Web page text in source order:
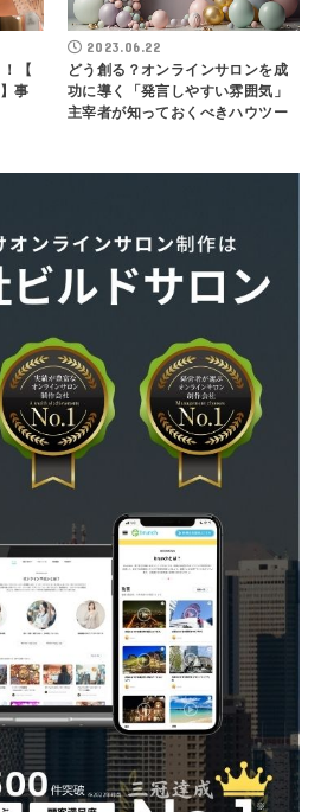
【
事
2023.06.22
どう創る？オンラインサロンを成
功に導く「発言しやすい雰囲気」
主宰者が知っておくべきハウツー